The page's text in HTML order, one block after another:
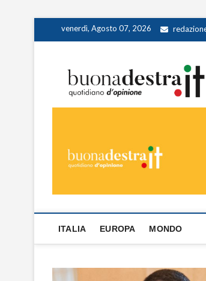
venerdì, Agosto 07, 2026
ITALIA EUROPA MONDO